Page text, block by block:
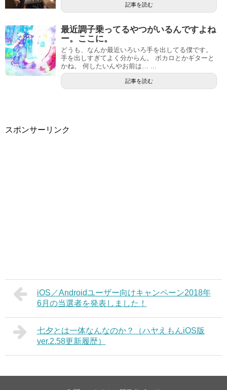
記事を読む
最近調子乗ってるやつがいるんですよね
ー。ここに。
どうも、なんか最近いろいろ手を出してる僕です。
手を出しすぎてよく分からん。 ボカロとかギターと
かね。 何したいんやお前は… ...
記事を読む
スポンサーリンク
iOS／Androidユーザー向けキャンペーン2018年
6月の当選者を発表しました！
七夕とは一体なんなのか？（ハヤえもんiOS版
ver.2.58更新履歴）